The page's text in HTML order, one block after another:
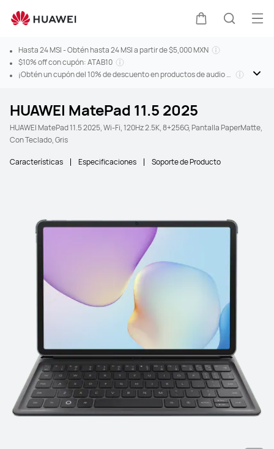
Hasta 24 MSI - Obtén hasta 24 MSI a partir de $5,000 MXN
$10% off con cupón: ATAB10
¡Obtén un cupón del 10% de descuento en productos de audio al
HUAWEI MatePad 11.5 2025
HUAWEI MatePad 11.5 2025, Wi-Fi, 120Hz 2.5K, 8+256G, Pantalla PaperMatte,
Con Teclado, Gris
Características Especificaciones Soporte de Producto